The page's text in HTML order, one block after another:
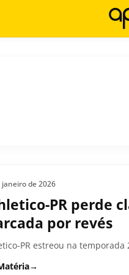
janeiro de 2026
PR perde
por revés
PR estreou na
→